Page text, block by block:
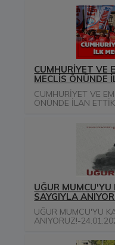
CUMHURİYET VE
MECLİS ÖNÜNDE
CUMHURİYET VE
ÖNÜNDE İLAN
UĞUR
SAYGIYLA
UĞUR MUMCU'YU
ANIYORUZ!-